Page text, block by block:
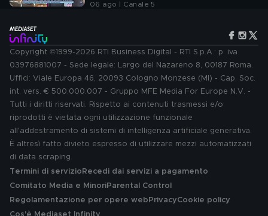
06 ago | Canale 5
Copyright ©1999-2026 RTI Business Digital - RTI S.p.A.: p. iva
03976881007 - Sede legale: Largo del Nazareno 8, 00187 Roma.
Uffici: Viale Europa 46, 20093 Cologno Monzese (MI) - Cap. Soc.
int. vers. € 500.000.007 - Gruppo MFE Media For Europe N.V. -
Tutti i diritti riservati. Rispetto ai contenuti trasmessi e/o
riprodotti è vietata ogni utilizzazione funzionale
all'addestramento di sistemi di intelligenza artificiale generativa.
È altresì fatto divieto espresso di utilizzare mezzi automatizzati
di data scraping.
Termini di servizio Recedi dai servizi a pagamento
Comitato Media e MinoriParental Control
Regolamentazione per opere web PrivacyCookie policy